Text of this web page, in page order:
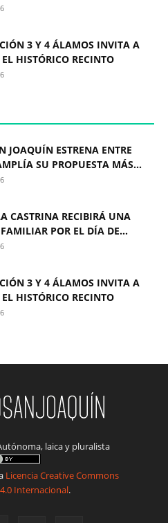
3 Y 4 ÁLAMOS INVITA A
HISTÓRICO RECINTO
JOAQUÍN ESTRENA ENTRE
SU PROPUESTA MÁS...
CASTRINA RECIBIRÁ UNA
POR EL DÍA DE...
3 Y 4 ÁLAMOS INVITA A
HISTÓRICO RECINTO
laica y pluralista
Licencia Creative Commons
Internacional.